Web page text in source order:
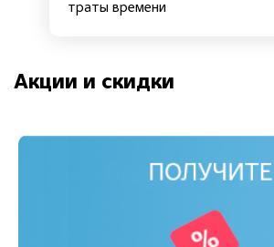
траты времени
Акции и скидки